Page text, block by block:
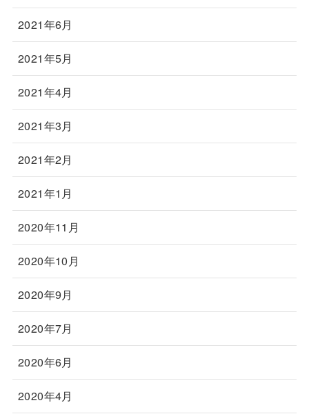
2021年6月
2021年5月
2021年4月
2021年3月
2021年2月
2021年1月
2020年11月
2020年10月
2020年9月
2020年7月
2020年6月
2020年4月